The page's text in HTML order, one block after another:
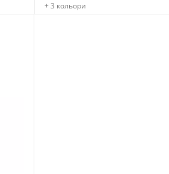
+ 3 кольори